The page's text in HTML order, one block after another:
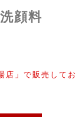
顔料
店」で販売してお